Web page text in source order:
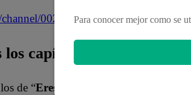
channel/
los capítulos de “Eres mi
de “Eres mi bien
Para conocer mejor como se